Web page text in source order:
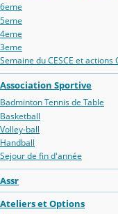
6eme
5eme
4eme
3eme
Semaine du CESCE et actions
Association Sportive
Badminton Tennis de Table
Basketball
Volley-ball
Handball
Sejour de fin d'année
Assr
Ateliers et Options